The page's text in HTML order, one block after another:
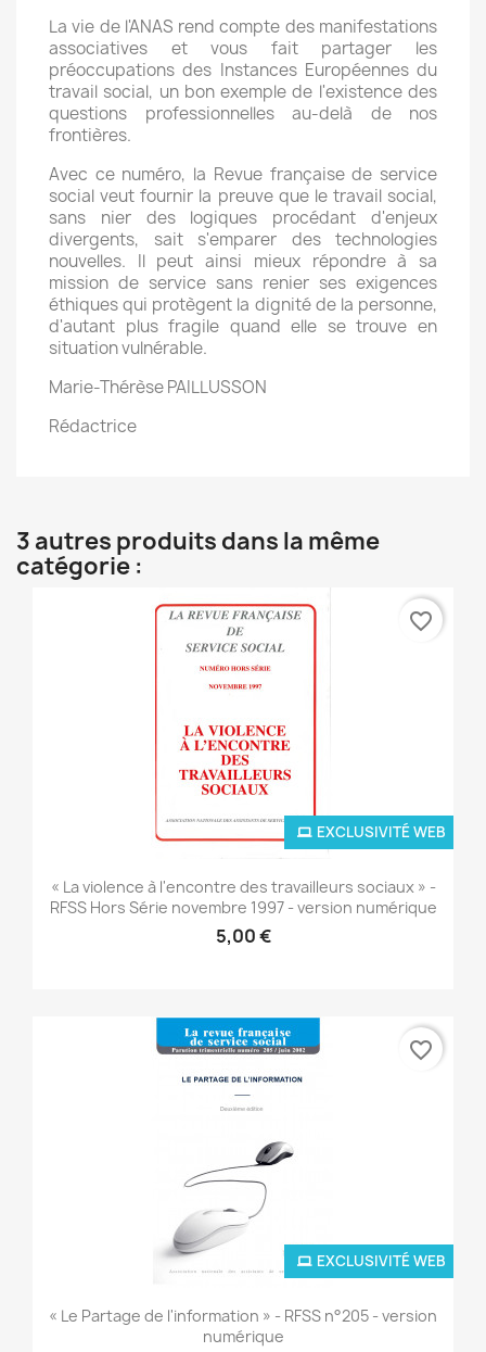
La vie de l'ANAS rend compte des manifestations
associatives et vous fait partager les
préoccupations des Instances Européennes du
travail social, un bon exemple de l'existence des
questions professionnelles au-delà de nos
frontières.
Avec ce numéro, la Revue française de service
social veut fournir la preuve que le travail social,
sans nier des logiques procédant d'enjeux
divergents, sait s'emparer des technologies
nouvelles. Il peut ainsi mieux répondre à sa
mission de service sans renier ses exigences
éthiques qui protègent la dignité de la personne,
d'autant plus fragile quand elle se trouve en
situation vulnérable.
Marie-Thérèse PAILLUSSON
Rédactrice
3 autres produits dans la même
catégorie :
« La violence à l'encontre des travailleurs sociaux » -
RFSS Hors Série novembre 1997 - version numérique
5,00 €
EXCLUSIVITÉ WEB
favorite_border
« Le Partage de l'information » - RFSS n°205 - version
numérique
EXCLUSIVITÉ WEB
favorite_border